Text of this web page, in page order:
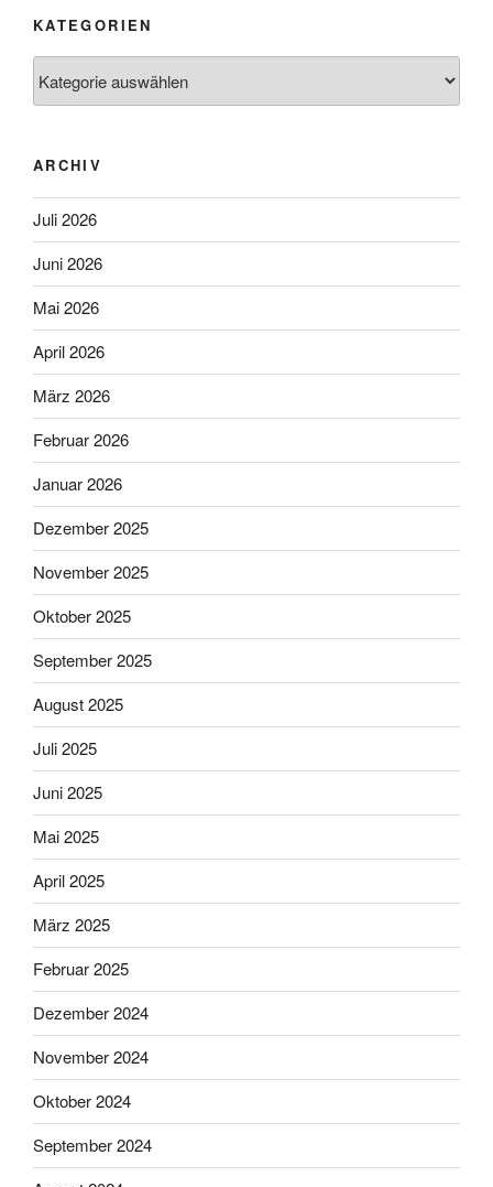
KATEGORIEN
ARCHIV
Juli 2026
Juni 2026
Mai 2026
April 2026
März 2026
Februar 2026
Januar 2026
Dezember 2025
November 2025
Oktober 2025
September 2025
August 2025
Juli 2025
Juni 2025
Mai 2025
April 2025
März 2025
Februar 2025
Dezember 2024
November 2024
Oktober 2024
September 2024